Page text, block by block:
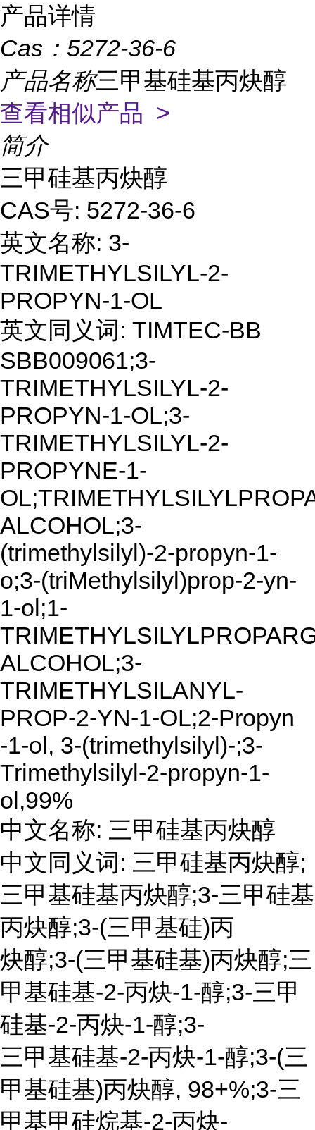
产品详情
Cas： 5272-36-6
产品名称三甲基硅基丙炔醇
查看相似产品 >
简介
三甲硅基丙炔醇
CAS号: 5272-36-6
英文名称: 3-
TRIMETHYLSILYL-2-
PROPYN-1-OL
英文同义词: TIMTEC-BB
SBB009061;3-
TRIMETHYLSILYL-2-
PROPYN-1-OL;3-
TRIMETHYLSILYL-2-
PROPYNE-1-
ALCOHOL;3-
(trimethylsilyl)-2-propyn-1-
o;3-(triMethylsilyl)prop-2-yn-
1-ol;1-
ALCOHOL;3-
TRIMETHYLSILANYL-
PROP-2-YN-1-OL;2-Propyn
-1-ol, 3-(trimethylsilyl)-;3-
Trimethylsilyl-2-propyn-1-
ol,99%
中文名称: 三甲硅基丙炔醇
中文同义词: 三甲硅基丙炔醇;
三甲基硅基丙炔醇;3-三甲硅基
丙炔醇;3-(三甲基硅)丙
炔醇;3-(三甲基硅基)丙炔醇;三
甲基硅基-2-丙炔-1-醇;3-三甲
硅基-2-丙炔-1-醇;3-
三甲基硅基-2-丙炔-1-醇;3-(三
甲基硅基)丙炔醇, 98+%;3-三
甲基甲硅烷基-2-丙炔-